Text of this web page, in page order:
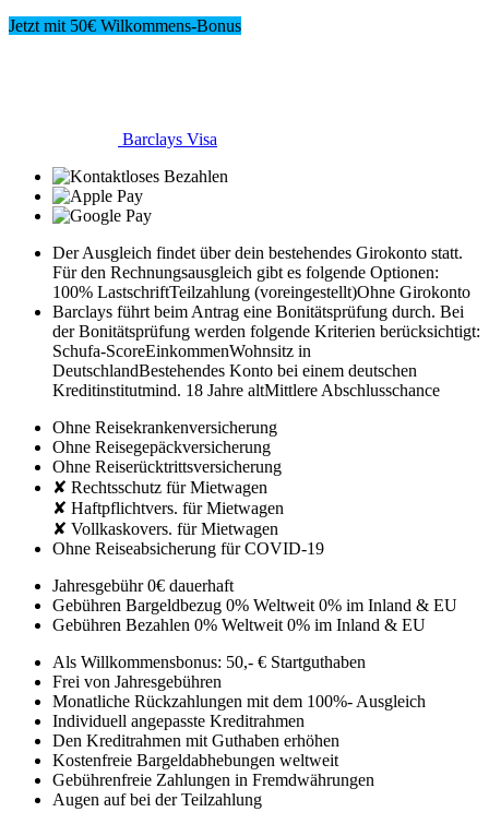
Jetzt mit 50€ Wilkommens-Bonus
Barclays Visa
Der Ausgleich findet über dein bestehendes Girokonto statt.
Für den Rechnungsausgleich gibt es folgende Optionen:
100% LastschriftTeilzahlung (voreingestellt)Ohne Girokonto
Barclays führt beim Antrag eine Bonitätsprüfung durch. Bei
der Bonitätsprüfung werden folgende Kriterien berücksichtigt:
Schufa-ScoreEinkommenWohnsitz in
DeutschlandBestehendes Konto bei einem deutschen
Kreditinstitutmind. 18 Jahre altMittlere Abschlusschance
Ohne Reisekrankenversicherung
Ohne Reisegepäckversicherung
Ohne Reiserücktrittsversicherung
✘ Rechtsschutz für Mietwagen
✘ Haftpflichtvers. für Mietwagen
✘ Vollkaskovers. für Mietwagen
Ohne Reiseabsicherung für COVID-19
Jahresgebühr 0€ dauerhaft
Gebühren Bargeldbezug 0% Weltweit 0% im Inland & EU
Gebühren Bezahlen 0% Weltweit 0% im Inland & EU
Als Willkommensbonus: 50,- € Startguthaben
Frei von Jahresgebühren
Monatliche Rückzahlungen mit dem 100%- Ausgleich
Individuell angepasste Kreditrahmen
Den Kreditrahmen mit Guthaben erhöhen
Kostenfreie Bargeldabhebungen weltweit
Gebührenfreie Zahlungen in Fremdwährungen
Augen auf bei der Teilzahlung